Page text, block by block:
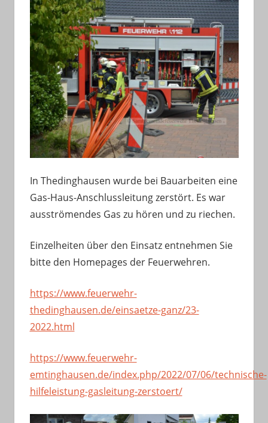
In Thedinghausen wurde bei Bauarbeiten eine
Gas-Haus-Anschlussleitung zerstört. Es war
ausströmendes Gas zu hören und zu riechen.
Einzelheiten über den Einsatz entnehmen Sie
bitte den Homepages der Feuerwehren.
https://www.feuerwehr-
thedinghausen.de/einsaetze-ganz/23-
2022.html
https://www.feuerwehr-
emtinghausen.de/index.php/2022/07/06/technische-
hilfeleistung-gasleitung-zerstoert/